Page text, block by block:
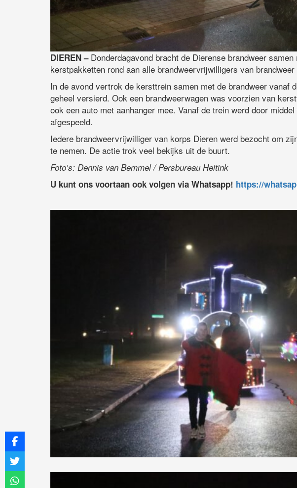
DIEREN –Donderdagavond bracht de Dierense brandweer
kerstpakketten rond aan alle brandweervrijwilligers van brandweer
In de avond vertrok de kersttrein samen met de brandweer vanaf
geheel versierd. Ook een brandweerwagen was voorzien van
ook een auto met aanhanger mee. Vanaf de trein werd door
afgespeeld.
Iedere brandweervrijwilliger van korps Dieren werd bezocht om
te nemen. De actie trok veel bekijks uit de buurt.
Foto’s: Dennis van Bemmel / Persbureau Heitink
U kunt ons voortaan ook volgen via Whatsapp! https://